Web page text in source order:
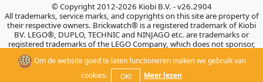
Om de website goed te laten functioneren maken we gebruik van
cookies.
OK! Meer lezen
© Copyright 2012-2026 Kiobi B.V. - v26.2904
All trademarks, service marks, and copyrights on this site are property of
their respective owners. Brickwatch® is a registered trademark of Kiobi
BV. LEGO®, DUPLO, TECHNIC and NINJAGO etc. are trademarks or
registered trademarks of the LEGO Company, which does not sponsor,